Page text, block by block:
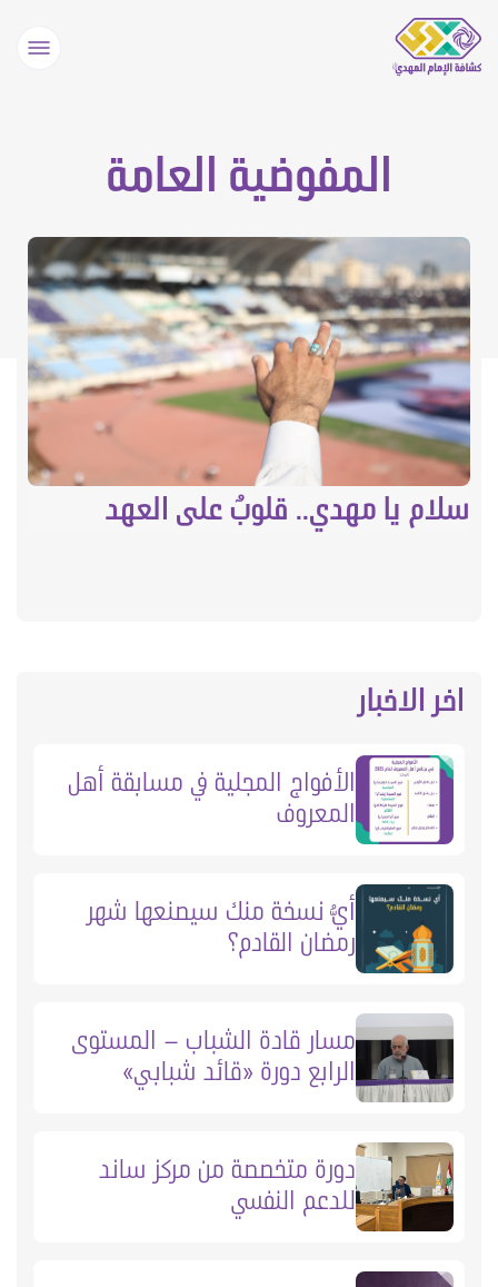
المفوضية العامة
سلام يا مهدي.. قلوبٌ على العهد
اخر الاخبار
الأفواج المجلية في مسابقة أهل
المعروف
أيُّ نسخة منك سيصنعها شهر
رمضان القادم؟
مسار قادة الشباب – المستوى
الرابع دورة «قائد شبابي»
دورة متخصصة من مركز ساند
للدعم النفسي